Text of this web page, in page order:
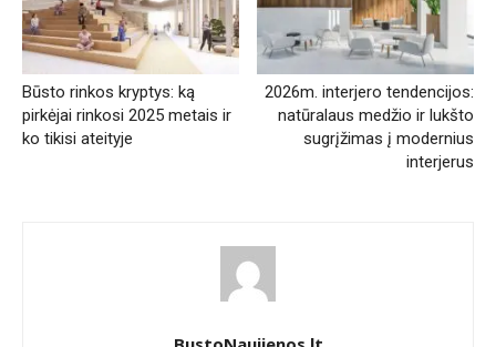
Būsto rinkos kryptys: ką
pirkėjai rinkosi 2025 metais ir
ko tikisi ateityje
2026m. interjero tendencijos:
natūralaus medžio ir lukšto
sugrįžimas į modernius
interjerus